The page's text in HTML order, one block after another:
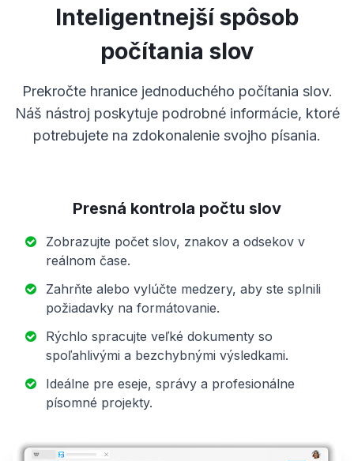
Inteligentnejší spôsob
počítania slov
Prekročte hranice jednoduchého počítania slov.
Náš nástroj poskytuje podrobné informácie, ktoré
potrebujete na zdokonalenie svojho písania.
Presná kontrola počtu slov
Zobrazujte počet slov, znakov a odsekov v
reálnom čase.
Zahrňte alebo vylúčte medzery, aby ste splnili
požiadavky na formátovanie.
Rýchlo spracujte veľké dokumenty so
spoľahlivými a bezchybnými výsledkami.
Ideálne pre eseje, správy a profesionálne
písomné projekty.